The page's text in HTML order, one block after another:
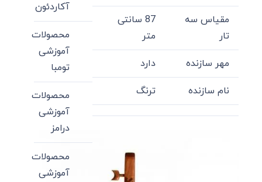
مقیاس سه
تار
87 سانتی
متر
مهر سازنده دارد
نام سازنده ترنگ
آکاردئون
محصولات
آموزشی
تومبا
محصولات
آموزشی
درامز
محصولات
آموزشی